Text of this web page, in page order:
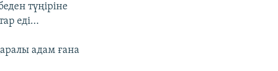
түңіріне
еді...
адам ғана